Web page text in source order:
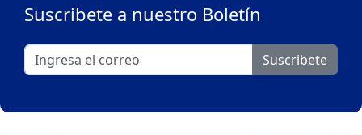
Suscribete a nuestro Boletín
Suscribete